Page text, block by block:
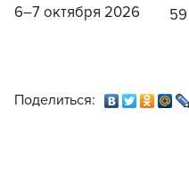
6–7 октября 2026
Поделиться: